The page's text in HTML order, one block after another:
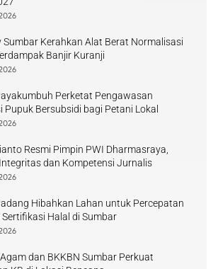
Sumbar Kerahkan Alat Berat Normalisasi
Banjir Kuranji
Perketat Pengawasan
Pupuk Bersubsidi bagi Petani Lokal
Resmi Pimpin PWI Dharmasraya,
dan Kompetensi Jurnalis
Hibahkan Lahan untuk Percepatan
Sertifikasi Halal di Sumbar
dan BKKBN Sumbar Perkuat